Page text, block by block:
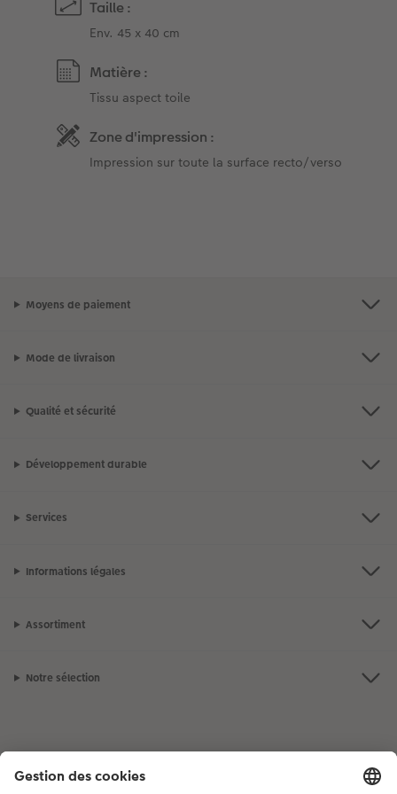
Taille :
Env. 45 x 40 cm
Matière :
Tissu aspect toile
Zone d'impression :
Impression sur toute la surface recto/verso
Moyens de paiement
Mode de livraison
Qualité et sécurité
Développement durable
Services
Informations légales
Assortiment
Notre sélection